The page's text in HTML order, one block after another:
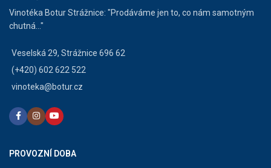
Vinotéka Botur Strážnice: "Prodáváme jen to, co nám samotným
chutná..."
Veselská 29, Strážnice 696 62
(+420) 602 622 522
vinoteka@botur.cz
PROVOZNÍ DOBA